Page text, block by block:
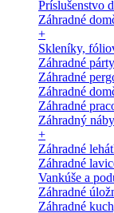
Príslušenstvo
Záhradné
+
Skleníky,
Záhradné
Záhradné
Záhradné
Záhradné
Záhradný
+
Záhradné
Záhradné
Vankúše a
Záhradné
Záhradné